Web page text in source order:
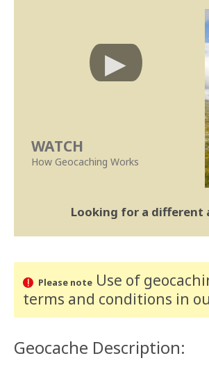
WATCH
How Geocaching Works
Looking for a different
Please noteUse of
terms and conditions in
Geocache Description: